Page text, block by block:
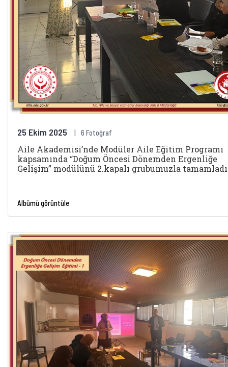
25 Ekim 2025 6 Fotoğraf
Aile Akademisi’nde Modüler Aile Eğitim Programı
kapsamında “Doğum Öncesi Dönemden Ergenliğe
Gelişim” modülünü 2.kapalı grubumuzla
Albümü görüntüle